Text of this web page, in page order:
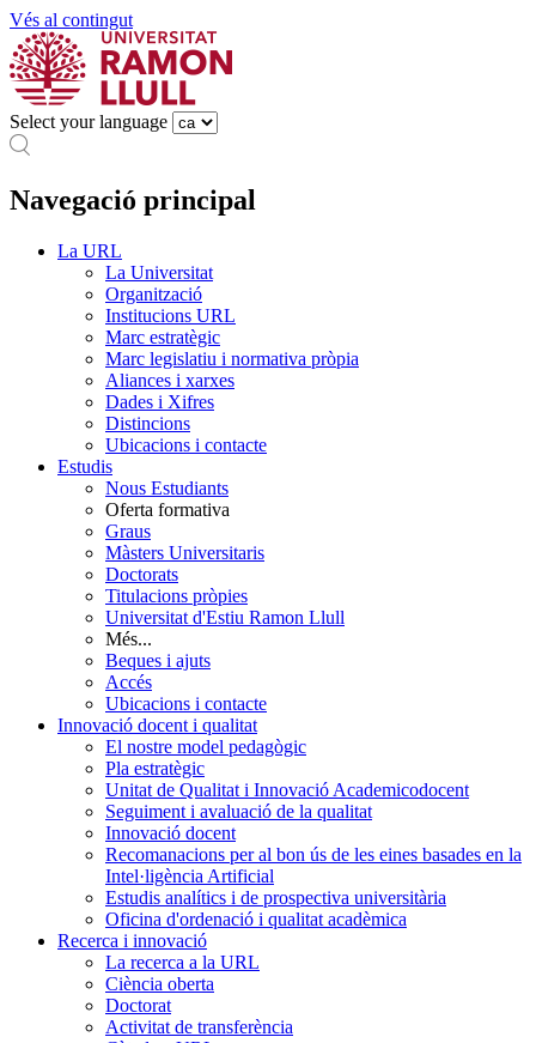
Vés al contingut
Select your language
Navegació principal
La URL
La Universitat
Organització
Institucions URL
Marc estratègic
Marc legislatiu i normativa pròpia
Aliances i xarxes
Dades i Xifres
Distincions
Ubicacions i contacte
Estudis
Nous Estudiants
Oferta formativa
Graus
Màsters Universitaris
Doctorats
Titulacions pròpies
Universitat d'Estiu Ramon Llull
Més...
Beques i ajuts
Accés
Ubicacions i contacte
Innovació docent i qualitat
El nostre model pedagògic
Pla estratègic
Unitat de Qualitat i Innovació Academicodocent
Seguiment i avaluació de la qualitat
Innovació docent
Recomanacions per al bon ús de les eines basades en la
Intel·ligència Artificial
Estudis analítics i de prospectiva universitària
Oficina d'ordenació i qualitat acadèmica
Recerca i innovació
La recerca a la URL
Ciència oberta
Doctorat
Activitat de transferència